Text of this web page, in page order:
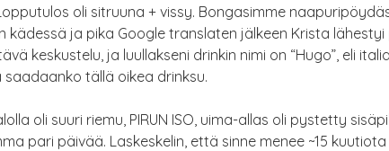
oli sitruuna + vissy. Bongasimme
kädessä ja pika Google translaten jälkeen Krista lähestyi
keskustelu, ja luullakseni drinkin nimi on “Hugo”, eli
saadaanko tällä oikea drinksu.
oli suuri riemu, PIRUN ISO, uima-allas oli pystetty
pari päivää. Laskeskelin, että sinne menee ~15